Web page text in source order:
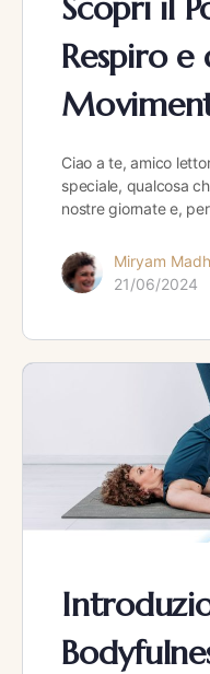
Respiro e
Ciao a te, amico
speciale, qualcosa
nostre giornate e,
Miryam
21/06/2024